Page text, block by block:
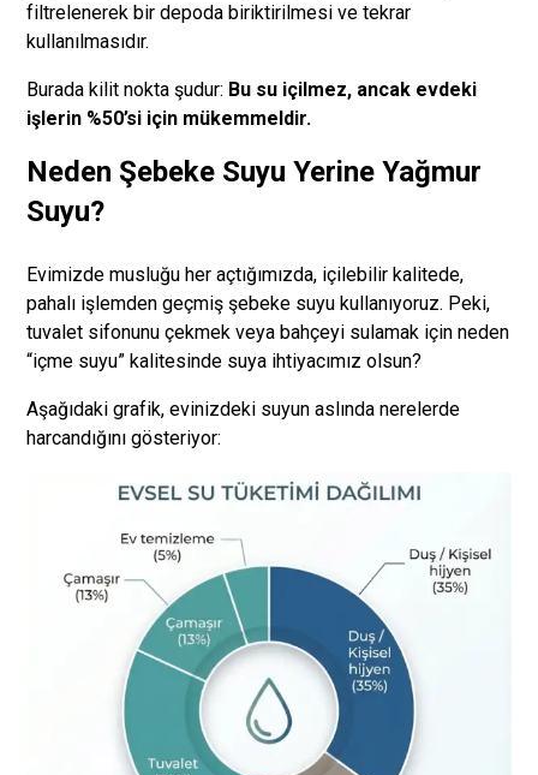
filtrelenerek bir depoda biriktirilmesi ve tekrar
kullanılmasıdır.
Burada kilit nokta şudur: Bu su içilmez, ancak evdeki
işlerin %50’si için mükemmeldir.
Neden Şebeke Suyu Yerine Yağmur
Suyu?
Evimizde musluğu her açtığımızda, içilebilir kalitede,
pahalı işlemden geçmiş şebeke suyu kullanıyoruz. Peki,
tuvalet sifonunu çekmek veya bahçeyi sulamak için neden
“içme suyu” kalitesinde suya ihtiyacımız olsun?
Aşağıdaki grafik, evinizdeki suyun aslında nerelerde
harcandığını gösteriyor: